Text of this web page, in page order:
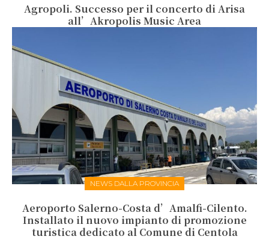
Agropoli. Successo per il concerto di Arisa
all’Akropolis Music Area
NEWS DALLA PROVINCIA
Aeroporto Salerno-Costa d’Amalfi-Cilento.
Installato il nuovo impianto di promozione
turistica dedicato al Comune di Centola